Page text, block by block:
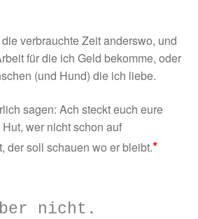
verbrauchte Zeit anderswo, und
für die ich Geld bekomme, oder
(und Hund) die ich liebe.
sagen: Ach steckt euch eure
wer nicht schon auf
der soll schauen wo er bleibt.*
nicht.